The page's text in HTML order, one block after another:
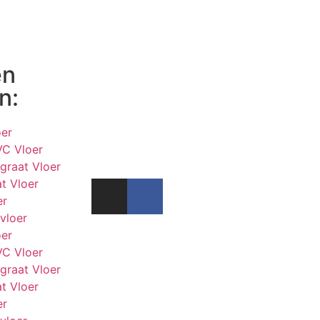
Vloer
Vloer
Vloer
Vloer
Vloer
Vloer